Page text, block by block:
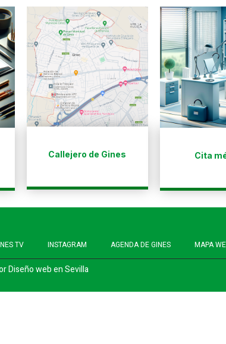
Callejero de Gines Cita
TV INSTAGRAM AGENDA DE GINES MAPA
Diseño web en Sevilla